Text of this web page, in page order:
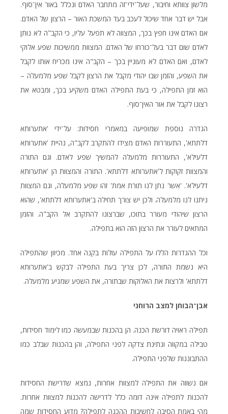
מלשון צוותא וחיבור, שעל־ידי־זה מתחבר האדם ונכלל באור אין־סוף.
אבל יש דבר אחד שיכול לעכב בעד המשכת האור – הרצון של האדם.
אם האדם אינו חפץ בכך, המצווה לא תפעל עליו, כי הקב"ה לא נותן
לאדם שום דבר בעל־כורחו של האדם. המצוות ממשיכות שפע אלוקי
לאדם, ואם האדם לא מעוניין בכך – הקב"ה אינו מכריח אותו לקבל
את השפע, והזמן שבו יהודי מקבל את הרצון לקבל שפע מלמעלה –
הוא זמן התפילה, כי בעת התפילה האדם משקיע בכך, ומבטא את
רצונו לקבל את אור האין־סוף.
הגדרה נוספת שמופיעה במאמרי חסידות: על־ידי 'אתערותא
דלתתא', התעוררות האדם מצידו להתקרב לקב"ה, נהיית 'אתערותא
דלעילא', התעוררות מלמעלה להמשיך שפע לאדם. וגם התורה
והמצוות זקוקות ל'אתערותא דלתתא'. התורה והמצוות הן 'אתערותא
דלעילא'. 'אשר נתן לנו תורת אמת' זהו שפע מלמעלה, וגם המצוות
ניתנו לנו מלמעלה. ולכן יש צורך תחילה ב'אתערותא דלתתא', שהוא
הרצון שיהודי מעורר בתוכו, שברצונו להתקרב אל הקב"ה. והזמן
המתאים לעורר את הרצון הזה הוא בתפילה.
וכל ההגדרות הללו על התפילה עולות בקנה אחד. מכיוון שהתפילה
היא נשמת התורה, לכן צריך בעת התפילה לבקש ב'אתערותא
דלתתא' ולרצות את האלוקות שבתורה, את השפע שמגיע מלמעלה.
אבן־הבוחן למצב הרוחני
תפילה ראויה דורשת הכנה. הן בהכנות שבמעשה כמו לימוד חסידות,
טבילה במקווה ונתינת צדקה לפני התפילה, והן בהכנות שבלב כמו
ההתבוננות שלפני התפילה.
אם נשווה את התפילה למצוות אחרות, נמצא שדרישת החסידות
להכנות לתפילה אינה דומה כלל לדרישה להכנות למצוות אחרות.
מהי באמת הסיבה לחשיבות ההכנה לתפילה? מדוע החסידות שמה